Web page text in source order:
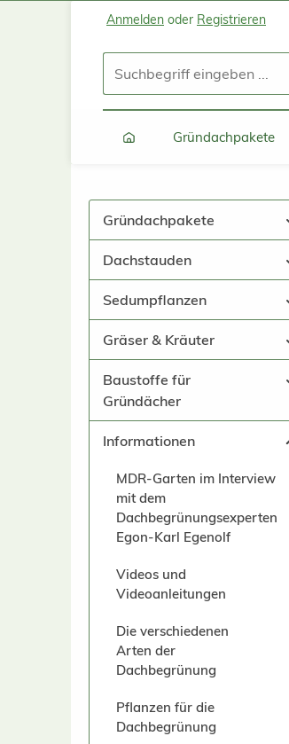
Zum Hauptinhalt springen
Zur Suche springen
Zur Hauptnavigation springen
Anmelden oder Registrieren
Gründachpakete
Gründachpakete
Dachstauden
Sedumpflanzen
Gräser & Kräuter
Baustoffe für
Gründächer
Informationen
MDR-Garten im Interview
mit dem
Dachbegrünungsexperten
Egon-Karl Egenolf
Videos und
Videoanleitungen
Die verschiedenen
Arten der
Dachbegrünung
Pflanzen für die
Dachbegrünung